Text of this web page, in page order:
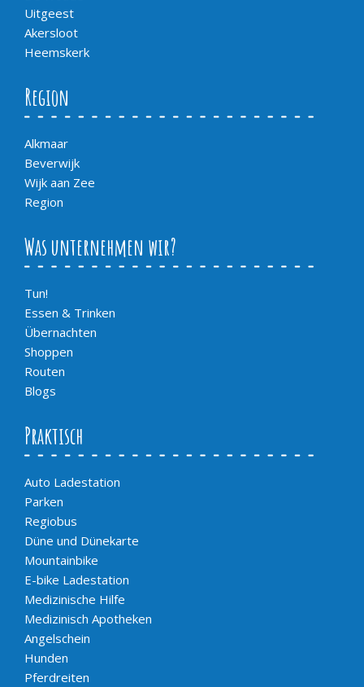
Uitgeest
Akersloot
Heemskerk
Region
Alkmaar
Beverwijk
Wijk aan Zee
Region
Was unternehmen wir?
Tun!
Essen & Trinken
Übernachten
Shoppen
Routen
Blogs
Praktisch
Auto Ladestation
Parken
Regiobus
Düne und Dünekarte
Mountainbike
E-bike Ladestation
Medizinische Hilfe
Medizinisch Apotheken
Angelschein
Hunden
Pferdreiten